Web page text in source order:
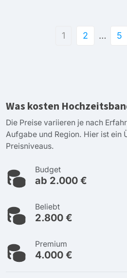
1 2 … 5
Was kosten
Die Preise variieren je nach
Aufgabe und Region. Hier ist ein
Preisniveaus.
Budget
ab 2.000 €
Beliebt
2.800 €
Premium
4.000 €